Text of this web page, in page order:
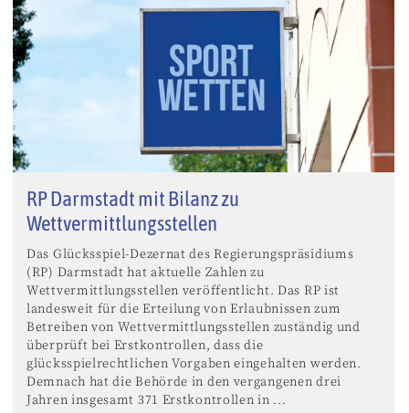
RP Darmstadt mit Bilanz zu
Wettvermittlungsstellen
Das Glücksspiel-Dezernat des Regierungspräsidiums
(RP) Darmstadt hat aktuelle Zahlen zu
Wettvermittlungsstellen veröffentlicht. Das RP ist
landesweit für die Erteilung von Erlaubnissen zum
Betreiben von Wettvermittlungsstellen zuständig und
überprüft bei Erstkontrollen, dass die
glücksspielrechtlichen Vorgaben eingehalten werden.
Demnach hat die Behörde in den vergangenen drei
Jahren insgesamt 371 Erstkontrollen in ...